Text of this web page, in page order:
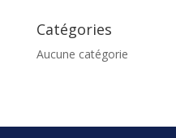
Catégories
Aucune catégorie